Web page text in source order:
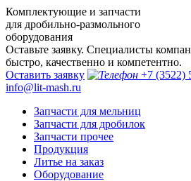
Комплектующие и запчасти
для дробильно-размольного
оборудования
Оставьте заявку. Специалисты
быстро, качественно и компетентно.
Оставить заявку
+7 (3522)
info@lit-mash.ru
Запчасти для мельниц
Запчасти для дробилок
Запчасти прочее
Продукция
Литье на заказ
Оборудование